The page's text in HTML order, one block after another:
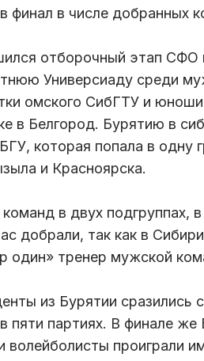
финал в числе добранных
отборочный этап СФО
Универсиаду среди
омского СибГТУ и
в Белгород. Бурятию в
которая попала в одну
и Красноярска.
в двух подгруппах,
добрали, так как в
один» тренер мужской
из Бурятии сразились
пяти партиях. В финале же
волейболисты проиграли